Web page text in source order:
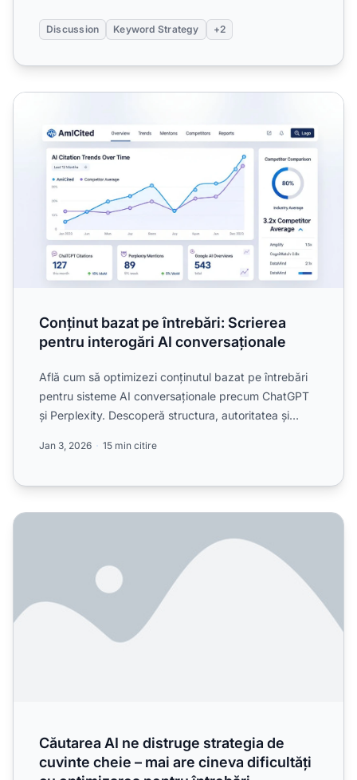
Discussion Keyword Strategy +2
Conținut bazat pe întrebări: Scrierea pentru interogări AI
Conținut bazat pe întrebări: Scrierea
pentru interogări AI conversaționale
Află cum să optimizezi conținutul bazat pe întrebări
pentru sisteme AI conversaționale precum ChatGPT
și Perplexity. Descoperă structura, autoritatea și
Jan 3, 2026 15 min citire
Căutarea AI ne distruge strategia de cuvinte cheie – mai
Căutarea AI ne distruge strategia de
cuvinte cheie – mai are cineva dificultăți